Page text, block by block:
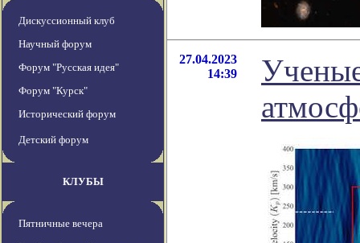
Дискуссионный клуб
Научный форум
Форум "Русская идея"
Форум "Курск"
Исторический форум
Детский форум
КЛУБЫ
Пятничные вечера
27.04.2023
14:39